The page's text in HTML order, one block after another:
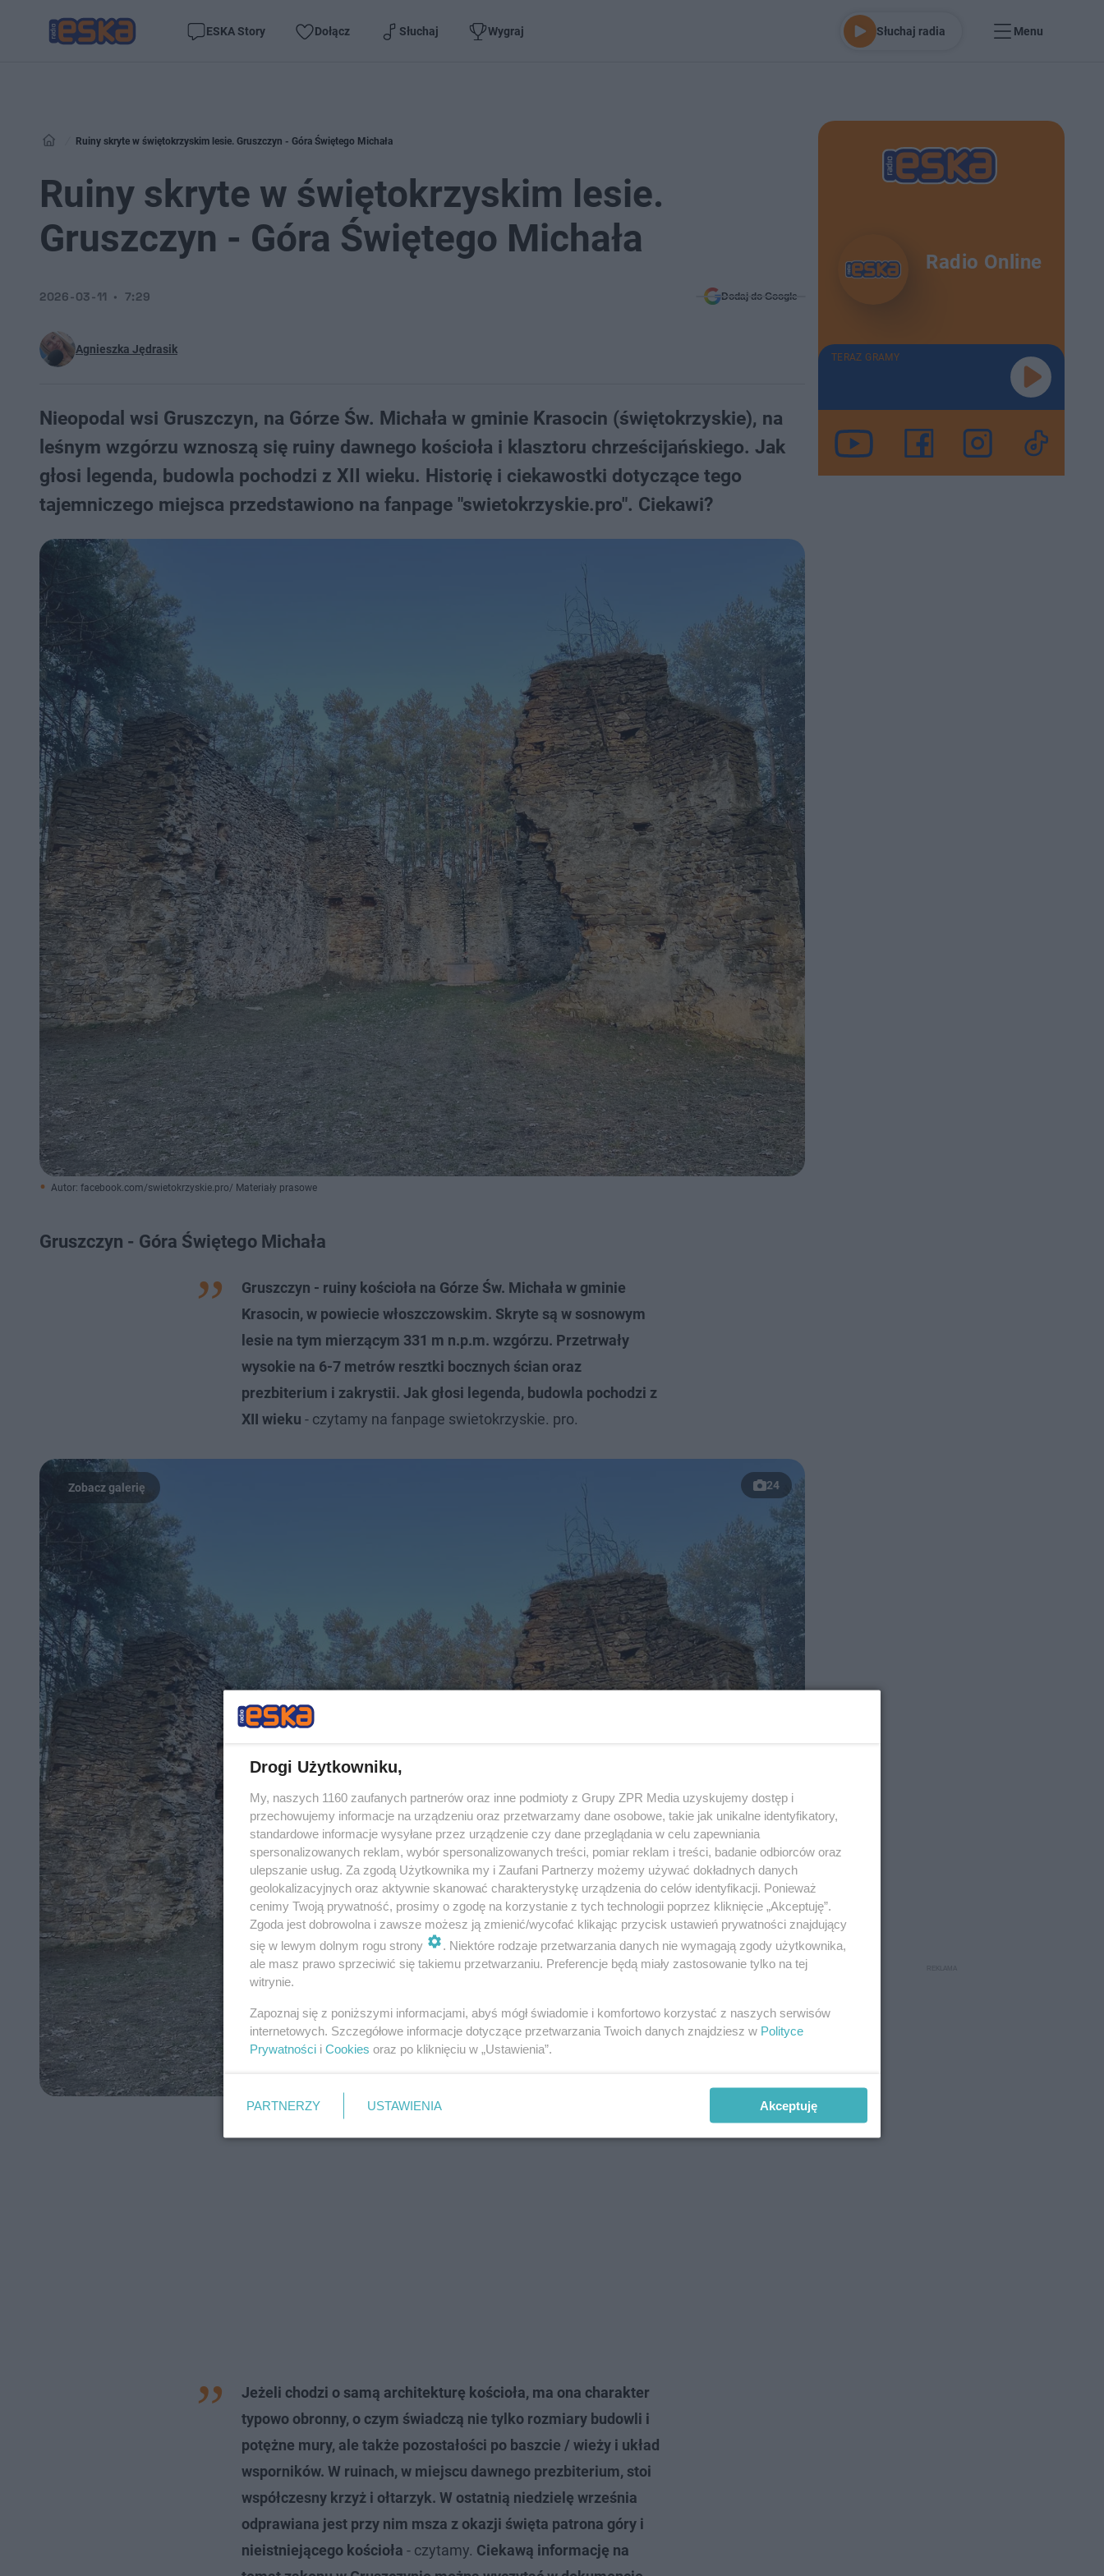
ESKA Story Dołącz Słuchaj Wygraj Słuchaj radia Menu
Ruiny skryte w świętokrzyskim lesie. Gruszczyn - Góra Świętego Michała
Ruiny skryte w świętokrzyskim lesie.
Gruszczyn - Góra Świętego Michała
Agnieszka Jędrasik
2026-03-11 7:29 Dodaj do Google
Nieopodal wsi Gruszczyn, na Górze Św. Michała w gminie Krasocin (świętokrzyskie), na
leśnym wzgórzu wznoszą się ruiny dawnego kościoła i klasztoru chrześcijańskiego. Jak
głosi legenda, budowla pochodzi z XII wieku. Historię i ciekawostki dotyczące tego
tajemniczego miejsca przedstawiono na fanpage "swietokrzyskie.pro". Ciekawi?
Autor: facebook.com/swietokrzyskie.pro/ Materiały prasowe
Gruszczyn - Góra Świętego Michała
Gruszczyn - ruiny kościoła na Górze Św. Michała w gminie
Krasocin, w powiecie włoszczowskim. Skryte są w sosnowym
lesie na tym mierzącym 331 m n.p.m. wzgórzu. Przetrwały
wysokie na 6-7 metrów resztki bocznych ścian oraz
prezbiterium i zakrystii. Jak głosi legenda, budowla pochodzi z
XII wieku - czytamy na fanpage swietokrzyskie. pro.
24
Jeżeli chodzi o samą architekturę kościoła, ma ona charakter
typowo obronny, o czym świadczą nie tylko rozmiary budowli i
potężne mury, ale także pozostałości po baszcie / wieży i układ
wsporników. W ruinach, w miejscu dawnego prezbiterium, stoi
współczesny krzyż i ołtarzyk. W ostatnią niedzielę września
odprawiana jest przy nim msza z okazji święta patrona góry i
nieistniejącego kościoła - czytamy. Ciekawą informację na
Radio Online
TERAZ GRAMY
Drogi Użytkowniku,
My, naszych 1160 zaufanych partnerów oraz inne podmioty z Grupy ZPR Media uzyskujemy dostęp i
przechowujemy informacje na urządzeniu oraz przetwarzamy dane osobowe, takie jak unikalne identyfikatory,
standardowe informacje wysyłane przez urządzenie czy dane przeglądania w celu zapewniania
spersonalizowanych reklam, wybór spersonalizowanych treści, pomiar reklam i treści, badanie odbiorców oraz
ulepszanie usług. Za zgodą Użytkownika my i Zaufani Partnerzy możemy używać dokładnych danych
geolokalizacyjnych oraz aktywnie skanować charakterystykę urządzenia do celów identyfikacji. Ponieważ
cenimy Twoją prywatność, prosimy o zgodę na korzystanie z tych technologii poprzez kliknięcie „Akceptuję”.
Zgoda jest dobrowolna i zawsze możesz ją zmienić/wycofać klikając przycisk ustawień prywatności znajdujący
się w lewym dolnym rogu strony
. Niektóre rodzaje przetwarzania danych nie wymagają zgody użytkownika,
ale masz prawo sprzeciwić się takiemu przetwarzaniu. Preferencje będą miały zastosowanie tylko na tej
witrynie.
Zapoznaj się z poniższymi informacjami, abyś mógł świadomie i komfortowo korzystać z naszych serwisów
internetowych. Szczegółowe informacje dotyczące przetwarzania Twoich danych znajdziesz w Polityce
Prywatności i Cookies oraz po kliknięciu w „Ustawienia”.
PARTNERZY USTAWIENIA Akceptuję